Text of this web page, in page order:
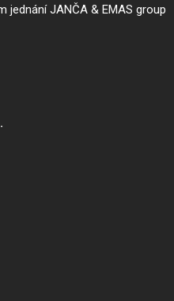
jednání JANČA & EMAS group